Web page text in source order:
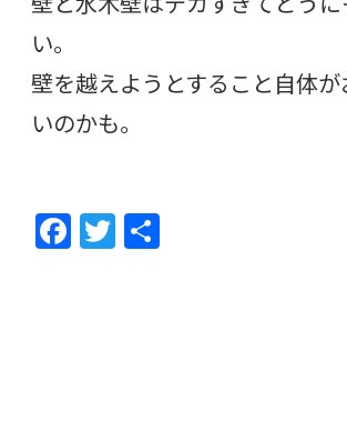
い。
壁を越えようとすること自体
いのかも。
F
ac
T
w